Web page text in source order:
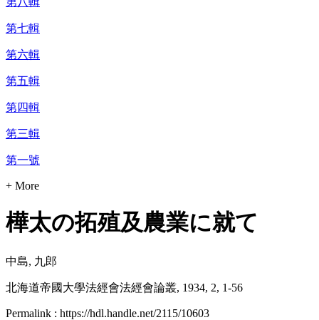
第七輯
第六輯
第五輯
第四輯
第三輯
第一號
+ More
樺太の拓殖及農業に就て
中島, 九郎
北海道帝國大學法經會法經會論叢, 1934, 2, 1-56
Permalink : https://hdl.handle.net/2115/10603